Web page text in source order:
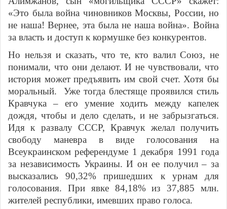
«Это была война чиновников Москвы, России, но
не наша! Вернее, эта была не наша война». Война
за власть и доступ к кормушке без конкурентов.
Но нельзя и сказать, что те, кто валил Союз, не
понимали, что они делают. И не чувствовали, что
история может предъявить им свой счет. Хотя бы
моральный. Уже тогда блестяще проявился стиль
Кравчука – его умение ходить между капелек
дождя, чтобы и дело сделать, и не забрызгаться.
Идя к развалу СССР, Кравчук желал получить
свободу маневра в виде голосования на
Всеукраинском референдуме 1 декабря 1991 года
за независимость Украины. И он ее получил – за
высказались 90,32% пришедших к урнам для
голосования. При явке 84,18% из 37,885 млн.
жителей республики, имевших право голоса.